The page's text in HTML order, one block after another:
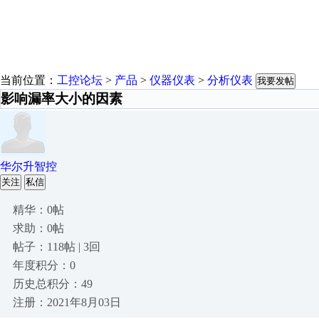
当前位置： 工控论坛 > 产品 > 仪器仪表 > 分析仪表 我要发帖
影响漏率大小的因素
华尔升智控
关注 私信
精华：0帖
求助：0帖
帖子：118帖 | 3回
年度积分：0
历史总积分：49
注册：2021年8月03日